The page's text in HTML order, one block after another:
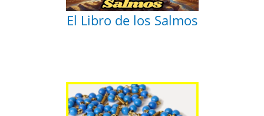
El Libro de los Salmos